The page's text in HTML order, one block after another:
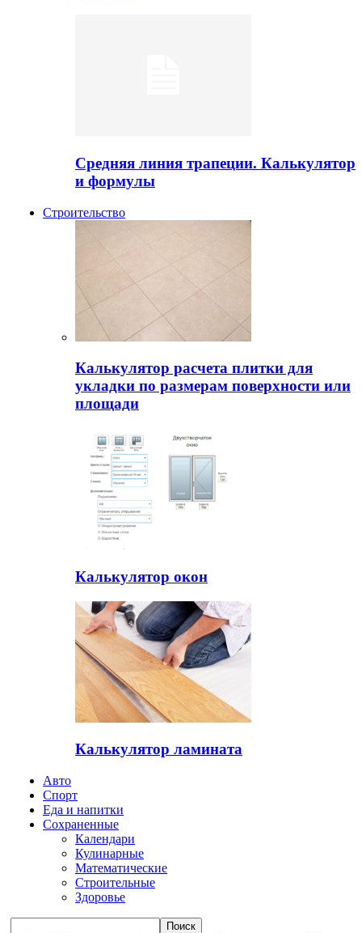
Средняя линия трапеции. Калькулятор
и формулы
Строительство
Калькулятор расчета плитки для
укладки по размерам поверхности или
площади
Калькулятор окон
Калькулятор ламината
Авто
Спорт
Еда и напитки
Сохраненные
Календари
Кулинарные
Математические
Строительные
Здоровье